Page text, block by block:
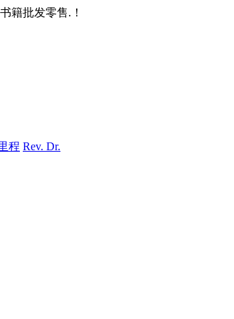
籍批发零售.！
程 Rev. Dr.